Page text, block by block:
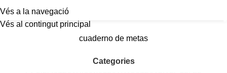
Vés a la navegació
Vés al contingut principal
cuaderno de metas
Categories